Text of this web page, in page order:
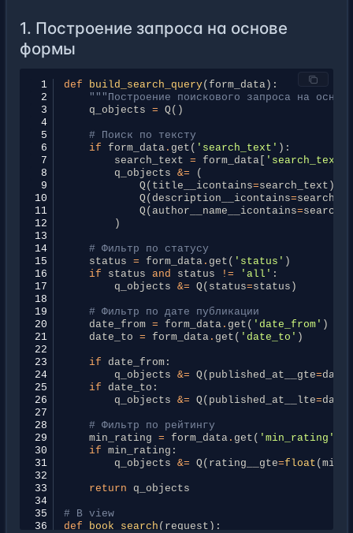
1. Построение запроса на основе
формы
1 def build_search_query( form_data):
2
"""Построение поискового запроса на
3
q_objects = Q ()
4
5
# Поиск по тексту
6
if form_data. get ( 'search_text' ):
7
search_text = form_data[ 'search_text'
8
q_objects &=
(
9
Q ( title__icontains=search_text )
10
Q ( description__icontains=
11
Q ( author__name__icontains=
12
)
13
14
# Фильтр по статусу
15
status = form_data. get ( 'status' )
16
if status and status != 'all' :
17
q_objects &= Q ( status=status )
18
19
# Фильтр по дате публикации
20
date_from = form_data. get ( 'date_from' )
21
date_to = form_data. get ( 'date_to' )
22
23
if date_from:
24
q_objects &= Q ( published_at__gte=
25
if date_to :
26
q_objects &= Q ( published_at__lte=
27
28
# Фильтр по рейтингу
29
min_rating = form_data. get ( 'min_rating'
30
if min_rating :
31
q_objects &= Q ( rating__gte=float (
32
33
return
q_objects
34
35
# В view
36
def book_search ( request ):